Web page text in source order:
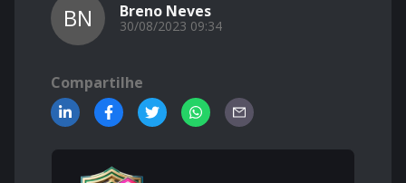
BN Breno Neves
30/08/2023 09:34
Compartilhe